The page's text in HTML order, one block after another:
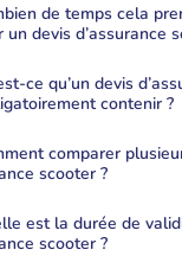
de temps cela
un devis d’assurance
ce qu’un devis
contenir ?
comparer
scooter ?
est la durée de
scooter ?